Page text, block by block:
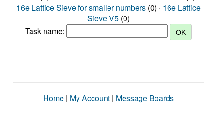
16e Lattice Sieve for smaller numbers (0) · 16e Lattice
Sieve V5 (0)
Task name:
Home | My Account | Message Boards